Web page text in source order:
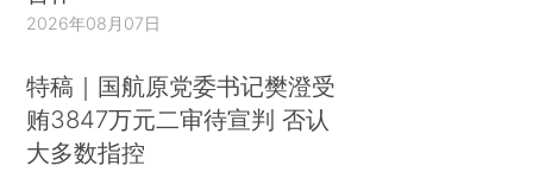
2026年08月07日
特稿｜国航原党委书记樊澄受
贿3847万元二审待宣判 否认
大多数指控